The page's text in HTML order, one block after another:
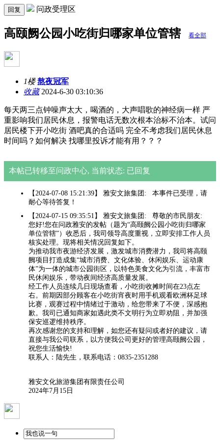
回复 问政受理区
高颐阙公园小吃街归哪家单位管辖 看全部
1楼 熬夜冠军
收藏2024-6-30 03:10:36
每天两三点钟噪声太大，喝酒的，大声唱歌的神经病一样 严
重影响我们居民休息，报警电话无数次根本治标不治本。试问
居民楼下开小吃街 酒吧真的合适吗 完全不考虑我们居民休息
时间吗？如何解决 找哪里投诉才能有用？？？
本帖已转移至问政中心, 当前状态: 已回复
【2024-07-08 15:21:39】 雅安文旅集团: 本事件已受理，请
耐心等待答复！
【2024-07-15 09:35:51】 雅安文旅集团: 尊敬的市民朋友:
您好!您在问政雅安的发帖（题为“高颐阙公园小吃街归哪家
单位管辖”）收悉后，我司领导高度重视，立即安排工作人员
核实处理。现将相关情况回复如下。
为推动我市夜游经济发展，激发城市消费潜力，我司将高颐
阙项目打造成集“城市消费、文化体验、休闲娱乐、运动康
体”为一体的城市公园街区，以特色美食文化为引流，丰富市
民休闲娱乐，带动夜间经济高质量发展。
经工作人员连续几日现场查看，小吃街收摊时间在23点左
右。前期因部分顾客在小吃街宵夜时用手机观看欧洲杯足球
比赛，观赛过程中情绪过于激动，给您带来了不便，深感抱
歉。我司已通知商家如遇此类不文明行为立即劝阻，并加强
保安巡逻维持秩序。
再次感谢您的支持和理解，如您还有疑问或者好的建议，请
直接与我公司联系，以方便我公司更好的管理高颐阙公园，
祝您生活愉快!
联系人：陆先生，联系电话：0835-2351288
雅安文化旅游集团有限责任公司
2024年7月15日